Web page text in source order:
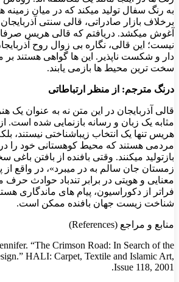
به رنگ سفال تولید میکند که در میان
برخلاف بازار صادراتی، قالی سنتی
آغوش میکشد. دریافتم که قالی هریس
نیست؛ این قالی، نگاره بی زوال روح
دار و شکست ناپذیر. این ها گواهی هستند بر
سخت ترین محیط ها بازمی یابند.
درنگ مترجم: از منظر ارتباطاتی
​قالی آذربایجان در این متن نه به عنوان
مثابه یک زبان و رسانه بازنمایی شده است.
هریس تنها یک انتخاب زیباشناختی نیستند،
مردمی هستند که محیط کوهستانی خود
بازتولید میکنند. وقتی بافنده از بافتن باغی
زمستان جان سالم به در میبرد»، در واقع از
معنایی و هویتی در برابر تندباد حوادث حرف
فراتر از دکوراسیون، پیام های ماندگاری
شناخت زیست جهان بافنده ممکن است.
​منابع و مراجع (References)
“The Crimson Road: In Search of the
HALI: Carpet, Textile and Islamic Art,
Issue 118, 2001.